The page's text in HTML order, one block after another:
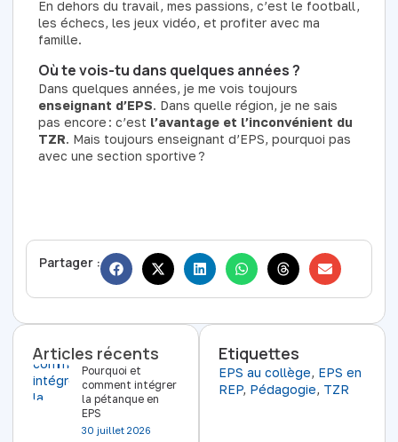
En dehors du travail, mes passions, c’est le football,
les échecs, les jeux vidéo, et profiter avec ma
famille.
Où te vois-tu dans quelques années ?
Dans quelques années, je me vois toujours
enseignant d’EPS. Dans quelle région, je ne sais
pas encore : c’est l’avantage et l’inconvénient du
TZR. Mais toujours enseignant d’EPS, pourquoi pas
avec une section sportive ?
Partager :
Articles récents
Pourquoi et
comment intégrer
la pétanque en
EPS
30 juillet 2026
Etiquettes
EPS au collège, EPS en
REP, Pédagogie, TZR